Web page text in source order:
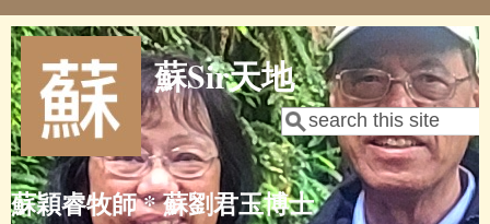
Skip to main content
蘇Sir天地
Search form
Search
蘇穎睿牧師 * 蘇劉君玉博士